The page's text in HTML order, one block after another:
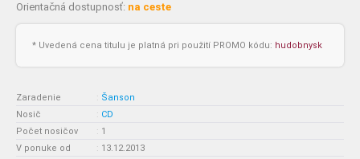
Orientačná dostupnosť: na ceste
* Uvedená cena titulu je platná pri použití PROMO kódu: hudobnysk
Zaradenie : Šanson
Nosič
: CD
Počet nosičov
: 1
V ponuke od
: 13.12.2013